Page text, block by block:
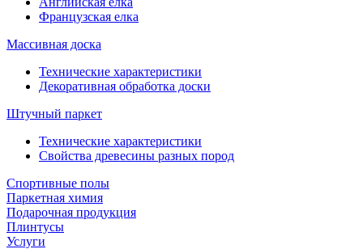
Французская елка
Массивная доска
Технические характеристики
Декоративная обработка доски
Штучный паркет
Технические характеристики
Свойства древесины разных пород
Спортивные полы
Паркетная химия
Подарочная продукция
Плинтусы
Услуги